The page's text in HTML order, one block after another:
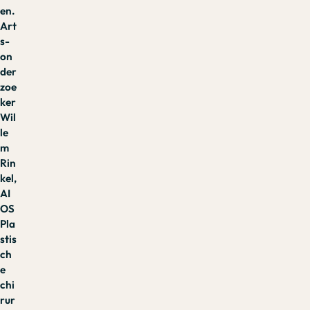
en.
Art
s-
on
der
zoe
ker
Wil
le
m
Rin
kel,
AI
OS
Pla
stis
ch
e
chi
rur